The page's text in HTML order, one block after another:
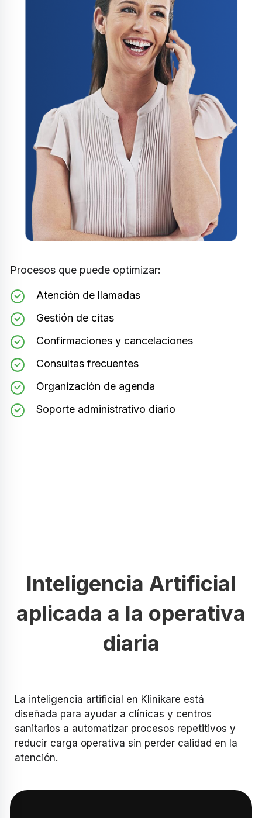
Procesos que puede optimizar:
Atención de llamadas
Gestión de citas
Confirmaciones y cancelaciones
Consultas frecuentes
Organización de agenda
Soporte administrativo diario
Inteligencia Artificial
aplicada a la operativa
diaria
La inteligencia artificial en Klinikare está
diseñada para ayudar a clínicas y centros
sanitarios a automatizar procesos repetitivos y
reducir carga operativa sin perder calidad en la
atención.